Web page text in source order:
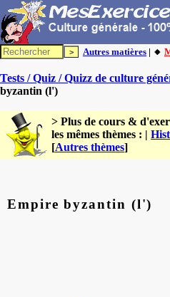
Autres matières | 🔸
Tests / Quiz / Quizz de culture
byzantin (l')
> Plus de cours &
les mêmes thèmes : |
[Autres thèmes]
Empire byzantin (l')